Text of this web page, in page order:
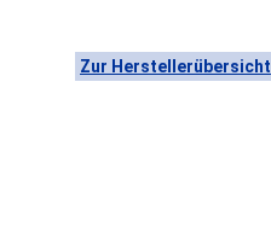
Zur Herstellerübersicht